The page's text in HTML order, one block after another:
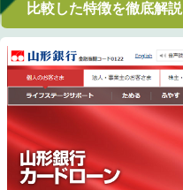
比較した特徴を徹底解説